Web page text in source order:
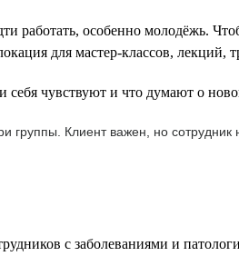
работать, особенно молодёжь.
для мастер-классов, лекций,
себя чувствуют и что думают о
группы. Клиент важен, но
с заболеваниями и